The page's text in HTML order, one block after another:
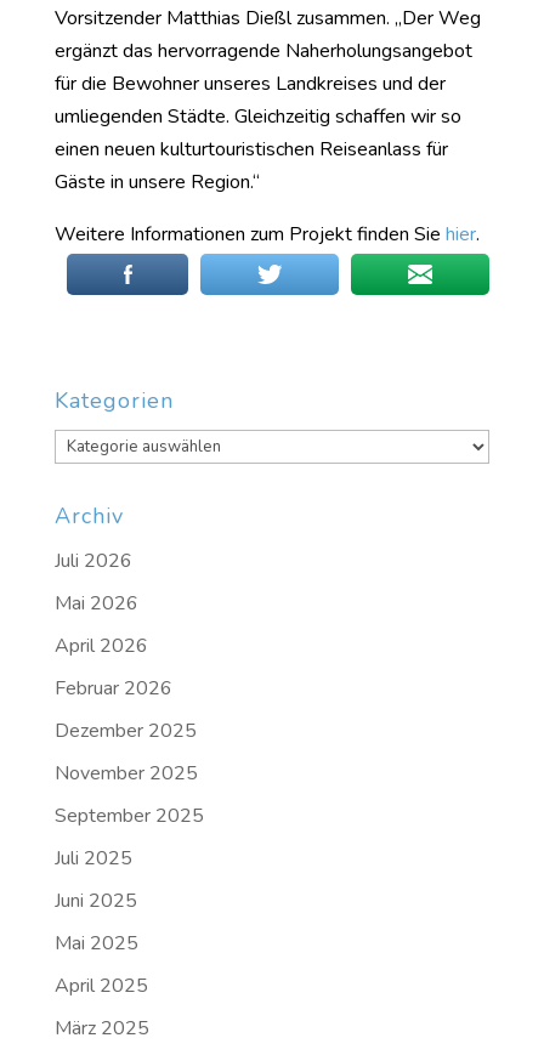
Vorsitzender Matthias Dießl zusammen. „Der Weg
ergänzt das hervorragende Naherholungsangebot
für die Bewohner unseres Landkreises und der
umliegenden Städte. Gleichzeitig schaffen wir so
einen neuen kulturtouristischen Reiseanlass für
Gäste in unsere Region.“
Weitere Informationen zum Projekt finden Sie hier.
Kategorien
Kategorien
Archiv
Juli 2026
Mai 2026
April 2026
Februar 2026
Dezember 2025
November 2025
September 2025
Juli 2025
Juni 2025
Mai 2025
April 2025
März 2025